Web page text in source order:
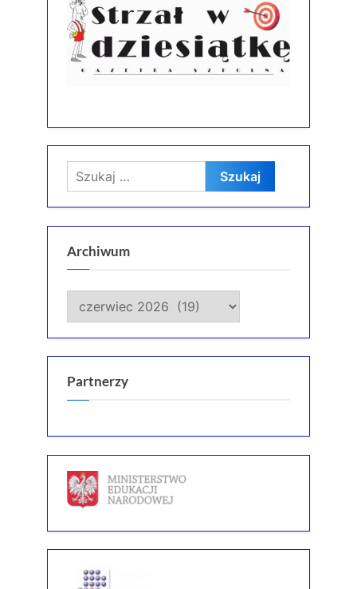
Szukaj:
Archiwum
Archiwum
Partnerzy